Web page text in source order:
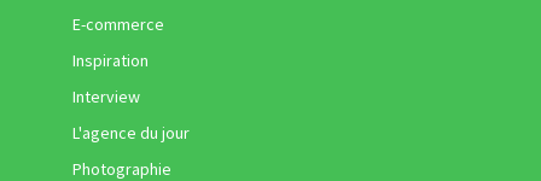
E-commerce
Inspiration
Interview
L'agence du jour
Photographie